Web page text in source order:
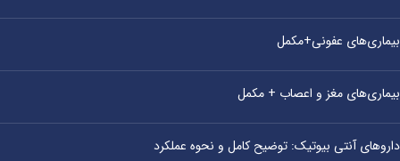
بیماری‌های عفونی+مکمل
بیماری‌های مغز و اعصاب + مکمل
داروهای آنتی‌ بیوتیک: توضیح کامل و نحوه عملکرد